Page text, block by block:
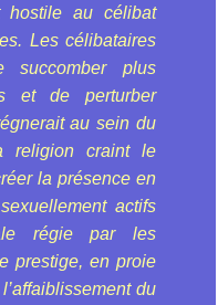
hostile au célibat
Les célibataires
succomber plus
et de perturber
au sein du
religion craint le
la présence en
actifs
régie par les
prestige, en proie
du